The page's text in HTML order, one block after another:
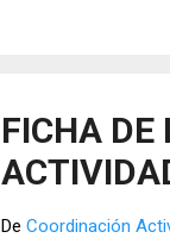
FICHA DE
De Coordinación